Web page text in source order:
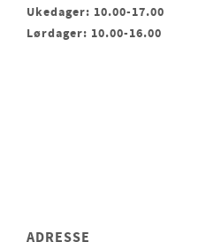
Ukedager: 10.00-17.00
Lørdager: 10.00-16.00
ADRESSE